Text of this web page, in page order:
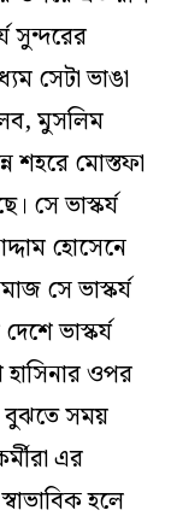
সুন্দরের
সেটা ভাঙা
মুসলিম
শহরে মোস্তফা
সে ভাস্কর্য
হোসেনে
সে ভাস্কর্য
ভাস্কর্য
ওপর
বুঝতে সময়
এর
হলে